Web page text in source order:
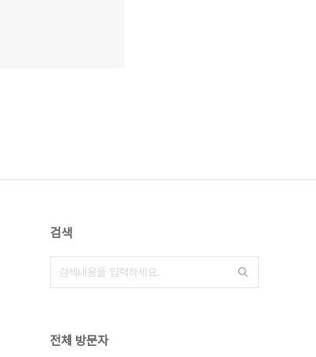
검색
전체 방문자